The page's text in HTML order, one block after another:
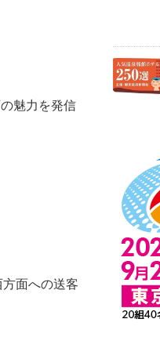
魅力を発信
面への送客